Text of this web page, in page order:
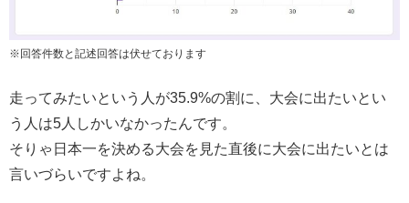
※回答件数と記述回答は伏せております
走ってみたいという人が35.9%の割に、大会に出たいとい
う人は5人しかいなかったんです。
そりゃ日本一を決める大会を見た直後に大会に出たいとは
言いづらいですよね。